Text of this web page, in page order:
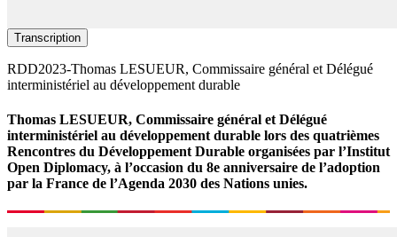
Transcription
RDD2023-Thomas LESUEUR, Commissaire général et Délégué
interministériel au développement durable
Thomas LESUEUR, Commissaire général et Délégué
interministériel au développement durable lors des quatrièmes
Rencontres du Développement Durable organisées par l’Institut
Open Diplomacy, à l’occasion du 8e anniversaire de l’adoption
par la France de l’Agenda 2030 des Nations unies.